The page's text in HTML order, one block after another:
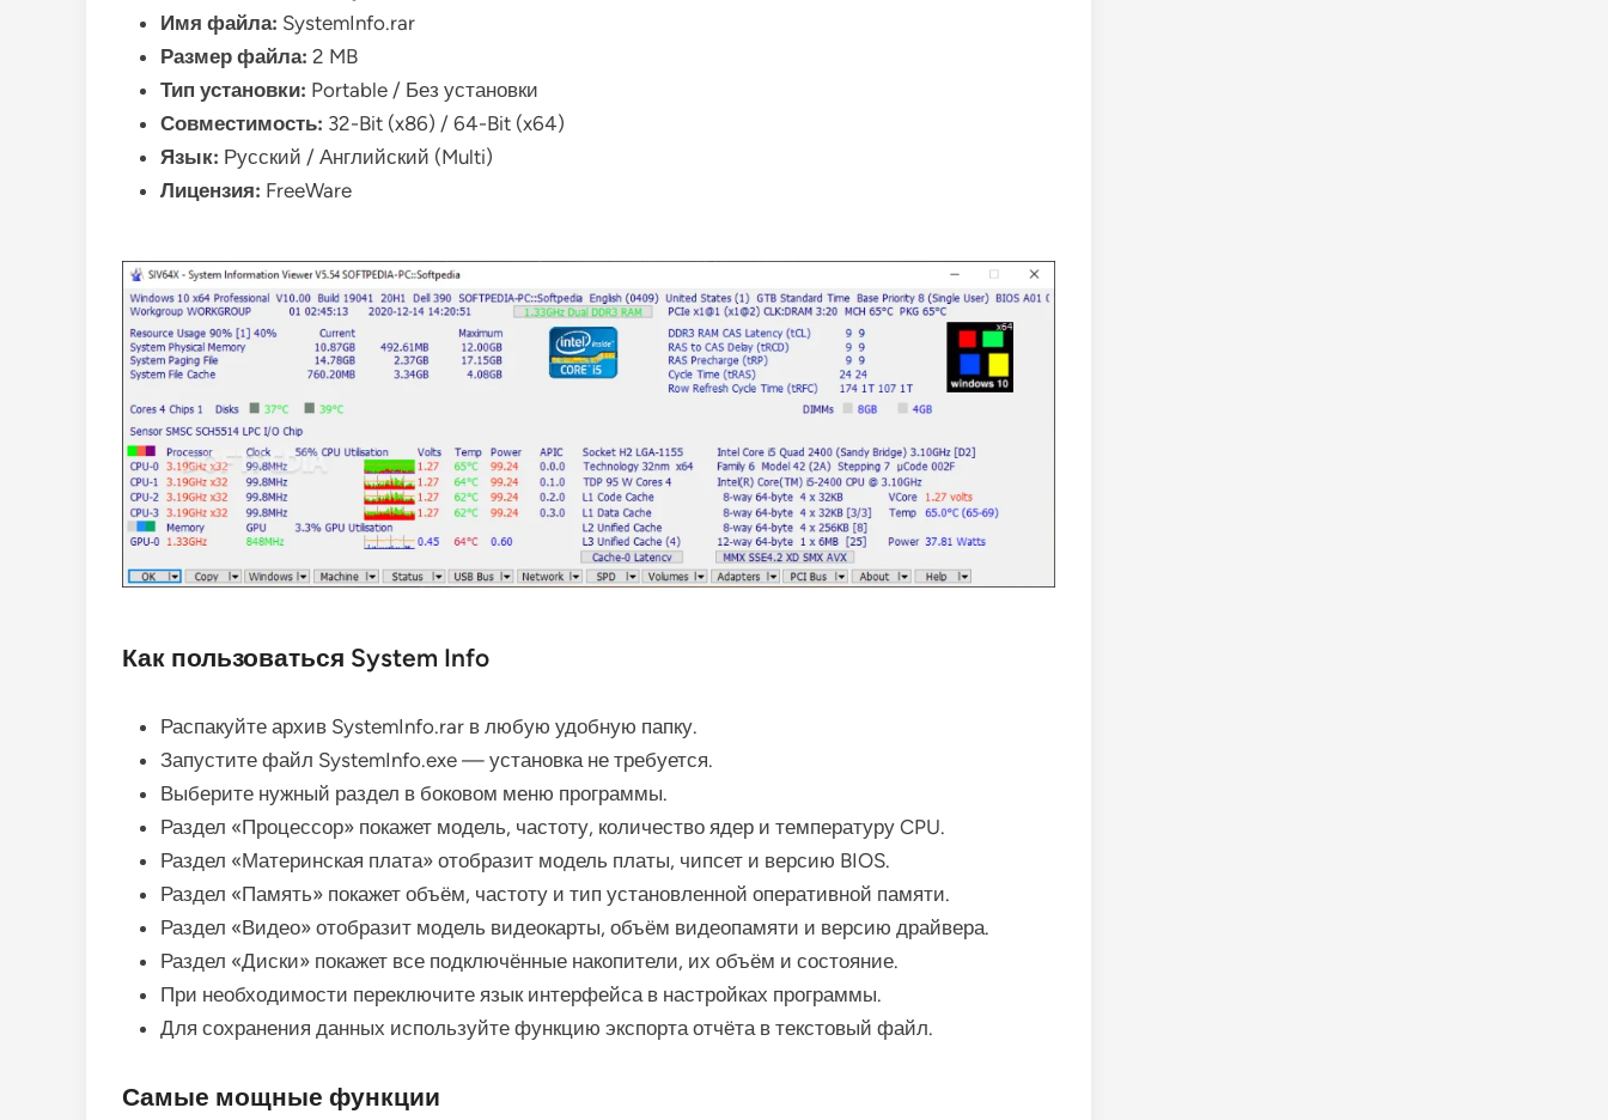
Имя файла: SystemInfo.rar
Размер файла: 2 MB
Тип установки: Portable / Без установки
Совместимость: 32-Bit (x86) / 64-Bit (x64)
Язык: Русский / Английский (Multi)
Лицензия: FreeWare
Как пользоваться System Info
Распакуйте архив SystemInfo.rar в любую удобную папку.
Запустите файл SystemInfo.exe — установка не требуется.
Выберите нужный раздел в боковом меню программы.
Раздел «Процессор» покажет модель, частоту, количество ядер и температуру CPU.
Раздел «Материнская плата» отобразит модель платы, чипсет и версию BIOS.
Раздел «Память» покажет объём, частоту и тип установленной оперативной памяти.
Раздел «Видео» отобразит модель видеокарты, объём видеопамяти и версию драйвера.
Раздел «Диски» покажет все подключённые накопители, их объём и состояние.
При необходимости переключите язык интерфейса в настройках программы.
Для сохранения данных используйте функцию экспорта отчёта в текстовый файл.
Самые мощные функции